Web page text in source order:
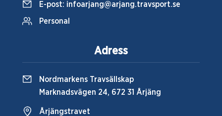
E-post: infoarjang@arjang.travsport.se
Personal
Adress
Nordmarkens Travsällskap
Marknadsvägen 24, 672 31 Årjäng
Årjängstravet